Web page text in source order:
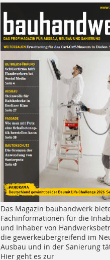
Das Magazin bauhandwerk
Fachinformationen für die
und Inhaber von
die gewerkeübergreifend im
Ausbau und in der Sanierung
Hier geht es zur